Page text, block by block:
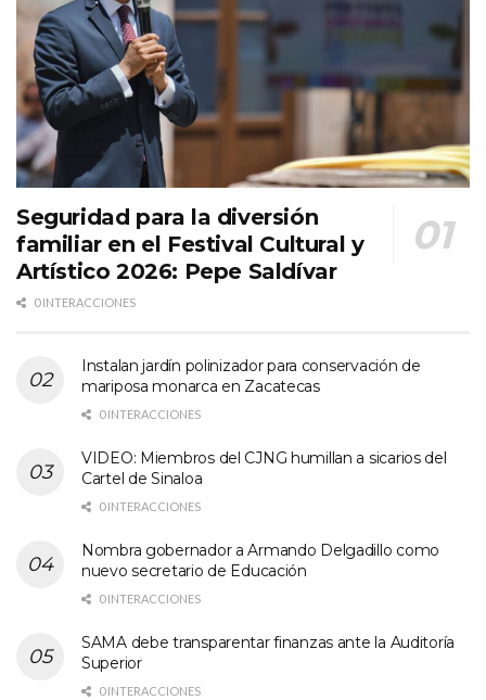
Seguridad para la diversión
familiar en el Festival Cultural y
Artístico 2026: Pepe Saldívar
0 INTERACCIONES
Instalan jardín polinizador para conservación de
mariposa monarca en Zacatecas
0 INTERACCIONES
VIDEO: Miembros del CJNG humillan a sicarios del
Cartel de Sinaloa
0 INTERACCIONES
Nombra gobernador a Armando Delgadillo como
nuevo secretario de Educación
0 INTERACCIONES
SAMA debe transparentar finanzas ante la Auditoría
Superior
0 INTERACCIONES